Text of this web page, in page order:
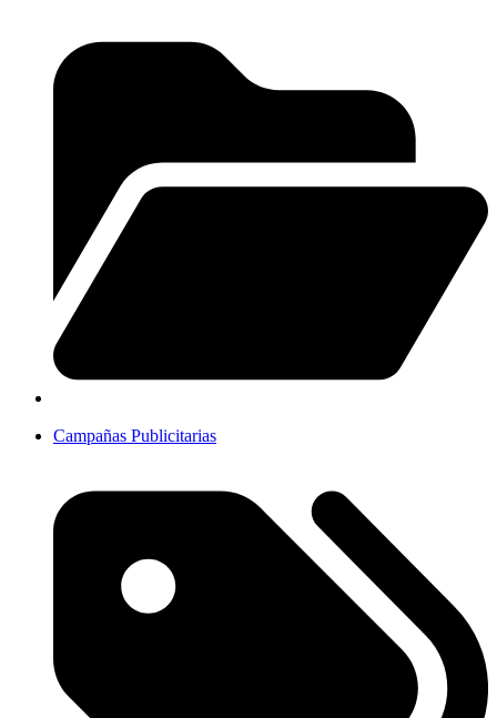
Campañas Publicitarias